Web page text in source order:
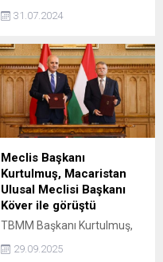
Belediyelerin SGK prim
borçlarına yönelik
lideri Özgür Özel'den dikkat
çeken bir açıklama geldi.
Özel, "Bütün belediyelere
SGK'dan yazı yolladılar.
Mersin'den başladı dün
Ankara'da Çankaya
Belediye Başkanımız
söyledi, birçok belediye
başkanımız... Teker teker
herkese icra kağıdı geliyor."
dedi. Vatandaşlara çağrı da
yapan Özel, "Milletimizi, bu
'mali darbe girişimi'ni...
31.07.2024
Meclis Başkanı
Kurtulmuş, Macaristan
Ulusal Meclisi Başkanı
Köver ile görüştü
TBMM Başkanı Kurtulmuş,
Avrupalı olma özelliklerini
29.09.2025